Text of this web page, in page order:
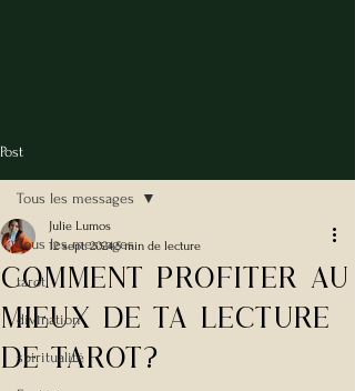
Post
Tous les messages
tarot
divination
spiritualité
Tous les messages
Comment Profiter au
mieux de ta lecture
de tarot?
Julie Lumos
12 sept. 20245 min de lecture